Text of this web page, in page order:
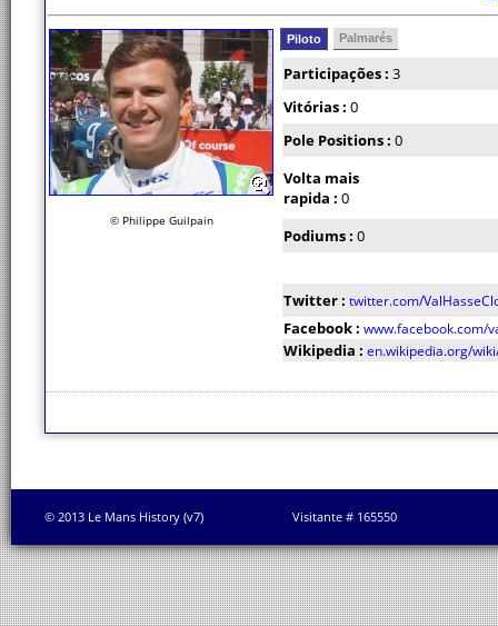
© Philippe Guilpain
Piloto Palmarés
Participações : 3
Vitórias : 0
Pole Positions : 0
Volta mais
rapida : 0
Podiums : 0
Twitter : twitter.com/
Facebook : www.facebook.com/
Wikipedia : en.wikipedia.org/
© 2013 Le Mans History (v7) Visitante # 165550